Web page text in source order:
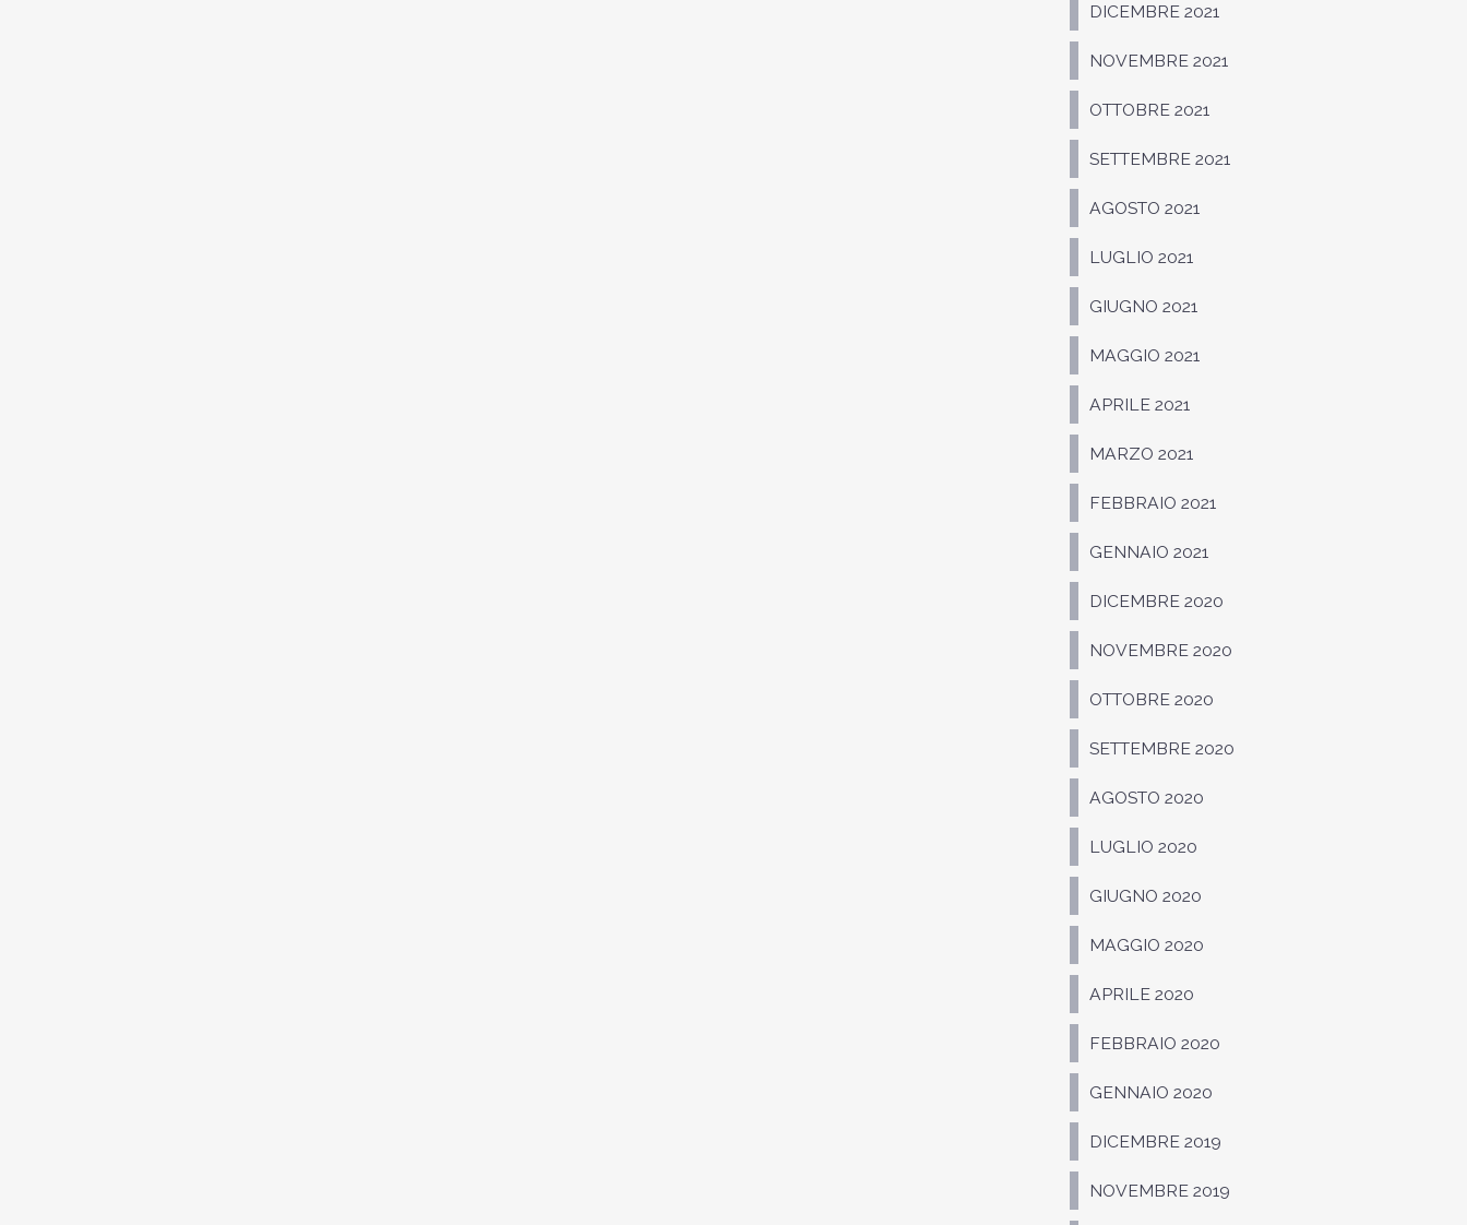
DICEMBRE 2021
NOVEMBRE 2021
OTTOBRE 2021
SETTEMBRE 2021
AGOSTO 2021
LUGLIO 2021
GIUGNO 2021
MAGGIO 2021
APRILE 2021
MARZO 2021
FEBBRAIO 2021
GENNAIO 2021
DICEMBRE 2020
NOVEMBRE 2020
OTTOBRE 2020
SETTEMBRE 2020
AGOSTO 2020
LUGLIO 2020
GIUGNO 2020
MAGGIO 2020
APRILE 2020
FEBBRAIO 2020
GENNAIO 2020
DICEMBRE 2019
NOVEMBRE 2019